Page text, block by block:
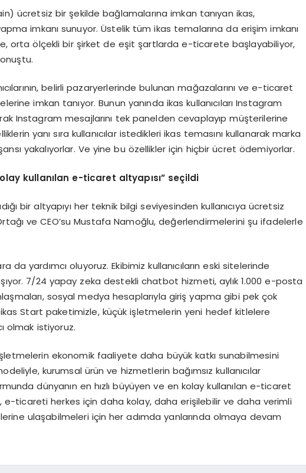
ücretsiz bir şekilde bağlamalarına imkan tanıyan ikas,
imkanı sunuyor. Üstelik tüm ikas temalarına da erişim imkanı
orta ölçekli bir şirket de eşit şartlarda e-ticarete başlayabiliyor,
belirli pazaryerlerinde bulunan mağazalarını ve e-ticaret
imkan tanıyor. Bunun yanında ikas kullanıcıları Instagram
Instagram mesajlarını tek panelden cevaplayıp müşterilerine
yanı sıra kullanıcılar istedikleri ikas temasını kullanarak marka
yakalıyorlar. Ve yine bu özellikler için hiçbir ücret ödemiyorlar.
kullanılan e-ticaret altyapısı” seçildi
bir altyapıyı her teknik bilgi seviyesinden kullanıcıya ücretsiz
ve CEO’su Mustafa Namoğlu, değerlendirmelerini şu ifadelerle
da yardımcı oluyoruz. Ekibimiz kullanıcıların eski sitelerinde
7/24 yapay zeka destekli chatbot hizmeti, aylık 1.000 e-posta
sosyal medya hesaplarıyla giriş yapma gibi pek çok
ikas Start paketimizle, küçük işletmelerin yeni hedef kitlelere
olmak istiyoruz.
ekonomik faaliyete daha büyük katkı sunabilmesini
kurumsal ürün ve hizmetlerin bağımsız kullanıcılar
dünyanın en hızlı büyüyen ve en kolay kullanılan e-ticaret
e-ticareti herkes için daha kolay, daha erişilebilir ve daha verimli
ulaşabilmeleri için her adımda yanlarında olmaya devam